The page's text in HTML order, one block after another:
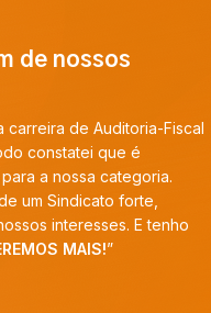
de nossos
de Auditoria-Fiscal
constatei que é
a nossa categoria.
um Sindicato forte,
interesses. E tenho
MAIS!”